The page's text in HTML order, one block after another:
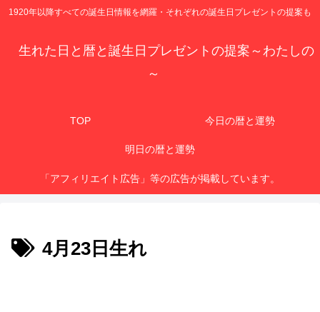
1920年以降すべての誕生日情報を網羅・それぞれの誕生日プレゼントの提案も
生れた日と暦と誕生日プレゼントの提案～わたしの
～
TOP 今日の暦と運勢
明日の暦と運勢
「アフィリエイト広告」等の広告が掲載しています。
4月23日生れ